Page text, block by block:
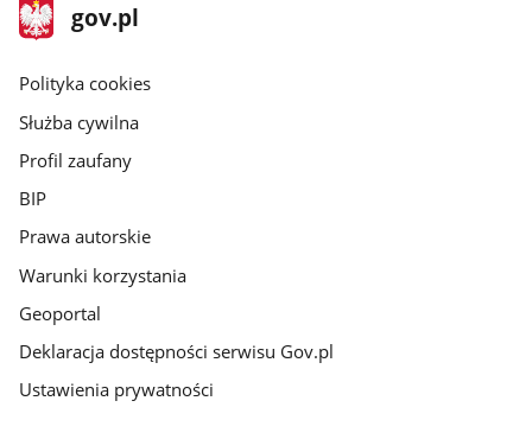
stopka
gov.pl
Strona
gov.pl
gov.pl
Polityka cookies
Służba cywilna
Profil zaufany
BIP
Prawa autorskie
Warunki korzystania
Geoportal
Deklaracja dostępności serwisu Gov.pl
Ustawienia prywatności